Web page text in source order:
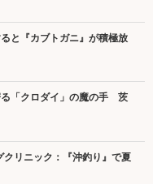
と『カブトガニ』が積極放
「クロダイ」の魔の手 茨
クリニック：『沖釣り』で夏